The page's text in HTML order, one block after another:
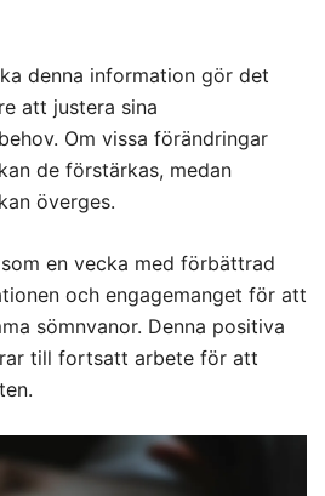
denna information gör det
att justera sina
Om vissa förändringar
de förstärkas, medan
överges.
en vecka med förbättrad
och engagemanget för att
sömnvanor. Denna positiva
till fortsatt arbete för att